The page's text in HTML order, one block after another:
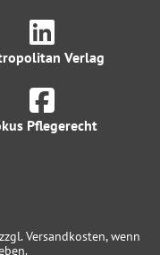
Verlag
Pflegerecht
Versandkosten, wenn